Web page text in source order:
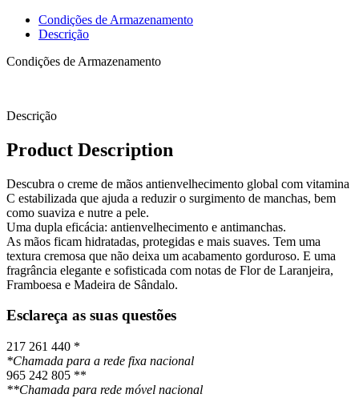
Condições de Armazenamento
Descrição
Condições de Armazenamento
Descrição
Product Description
Descubra o creme de mãos antienvelhecimento global com vitamina
C estabilizada que ajuda a reduzir o surgimento de manchas, bem
como suaviza e nutre a pele.
Uma dupla eficácia: antienvelhecimento e antimanchas.
As mãos ficam hidratadas, protegidas e mais suaves. Tem uma
textura cremosa que não deixa um acabamento gorduroso. E uma
fragrância elegante e sofisticada com notas de Flor de Laranjeira,
Framboesa e Madeira de Sândalo.
Esclareça as suas questões
217 261 440 *
*Chamada para a rede fixa nacional
965 242 805 **
**Chamada para rede móvel nacional